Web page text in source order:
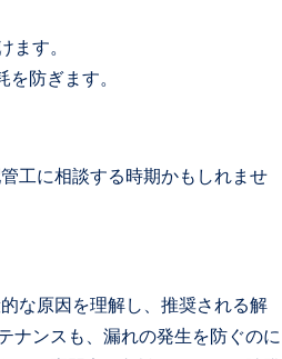
す。
防ぎます。
工に相談する時期かもしれませ
な原因を理解し、推奨される解
ナンスも、漏れの発生を防ぐのに